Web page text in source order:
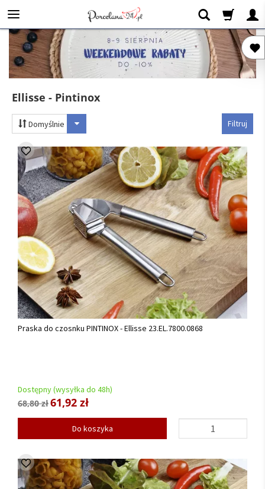
Ellisse - Pintinox
Filtruj
Domyślnie
Praska do czosnku PINTINOX - Ellisse 23.EL.7800.0868
Dostępny (wysyłka do 48h)
68,80 zł61,92 zł
Do koszyka